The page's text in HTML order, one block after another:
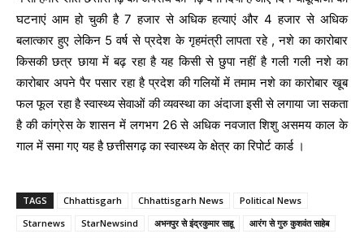
घटनाएं आम हो चुकी है 7 हजार से अधिक हत्याएं और 4 हजार से अधिक
बलात्कार हुए लेकिन 5 वर्ष से प्रदेश के गृहमंत्री लापता रहे , नशे का कारोबार
किसकी छत्र छाया में बढ़ रहा है यह किसी से छुपा नहीं है गली गली नशे का
कारोबार अपने पैर पसार रहा है प्रदेश की गलियों में तमाम नशे का कारोबार खूब
फल फूल रहा है स्वास्थ्य सेवाओं की व्यवस्था का अंदाजा इसी से लगाया जा सकता
है की कांग्रेस के शासन में लगभग 26 से अधिक नवजात शिशु असमय काल के
गाल में समा गए यह है छत्तीसगढ़ का स्वास्थ्य के क्षेत्र का रिपोर्ट कार्ड ।
TAGS Chhattisgarh Chhattisgarh News
Political News
Starnews
StarNewsind अभनपुर से इंद्रकुमार साहू
आरंग से गुरु कुशवंत साहेब